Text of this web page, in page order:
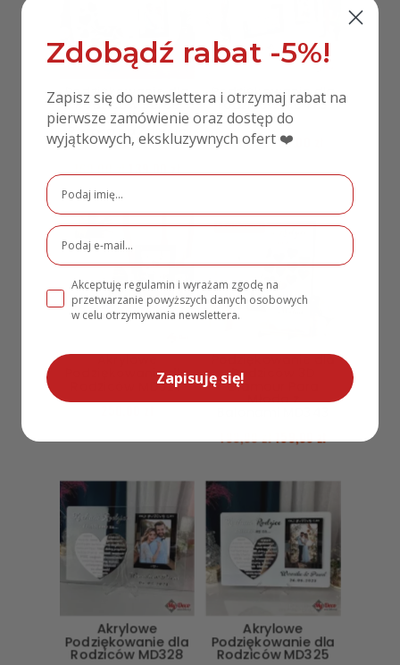
Podziękowanie dla
Rodziców Serce
Lustrzane Drzewo i
Ramka na Zdjęcie
MD331
Podziękowanie dla
rodziców MD475
srebro
129,00zł 69,00
Akrylowe
Podziękowanie dla
Rodziców MD327
PROMOCJA!
Podziękowanie dla
Rodziców 3D
Glamour Para
Młoda z
199,00zł159,00zł
Akrylowe
Podziękowanie dla
Rodziców MD328
Akrylowe
Podziękowanie dla
Rodziców MD325
Zdobądź rabat -5%!
Zapisz się do newslettera i otrzymaj rabat na
pierwsze zamówienie oraz dostęp do
wyjątkowych, ekskluzywnych ofert ❤️
Akceptuję regulamin i wyrażam zgodę na
przetwarzanie powyższych danych osobowych
w celu otrzymywania newslettera.
Zapisuję się!